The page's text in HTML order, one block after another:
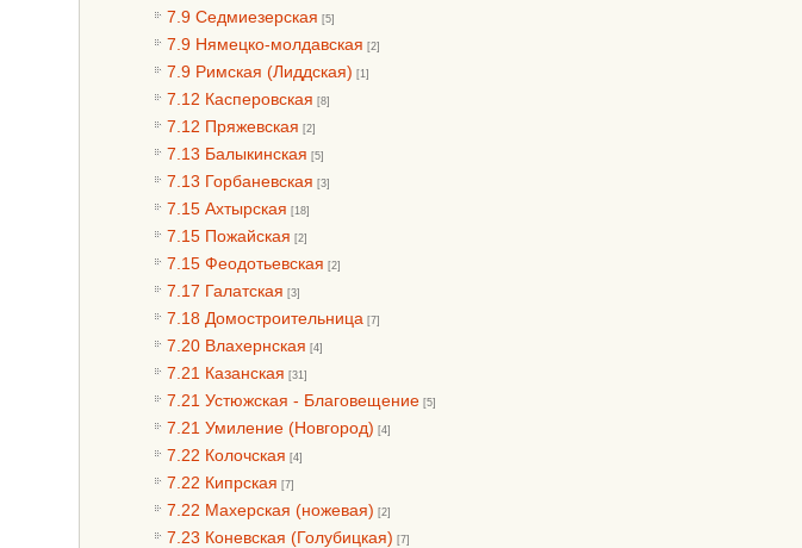
7.9 Седмиезерская [5]
7.9 Нямецко-молдавская [2]
7.9 Римская (Лиддская) [1]
7.12 Касперовская [8]
7.12 Пряжевская [2]
7.13 Балыкинская [5]
7.13 Горбаневская [3]
7.15 Ахтырская [18]
7.15 Пожайская [2]
7.15 Феодотьевская [2]
7.17 Галатская [3]
7.18 Домостроительница [7]
7.20 Влахернская [4]
7.21 Казанская [31]
7.21 Устюжская - Благовещение [5]
7.21 Умиление (Новгород) [4]
7.22 Колочская [4]
7.22 Кипрская [7]
7.22 Махерская (ножевая) [2]
7.23 Коневская (Голубицкая) [7]